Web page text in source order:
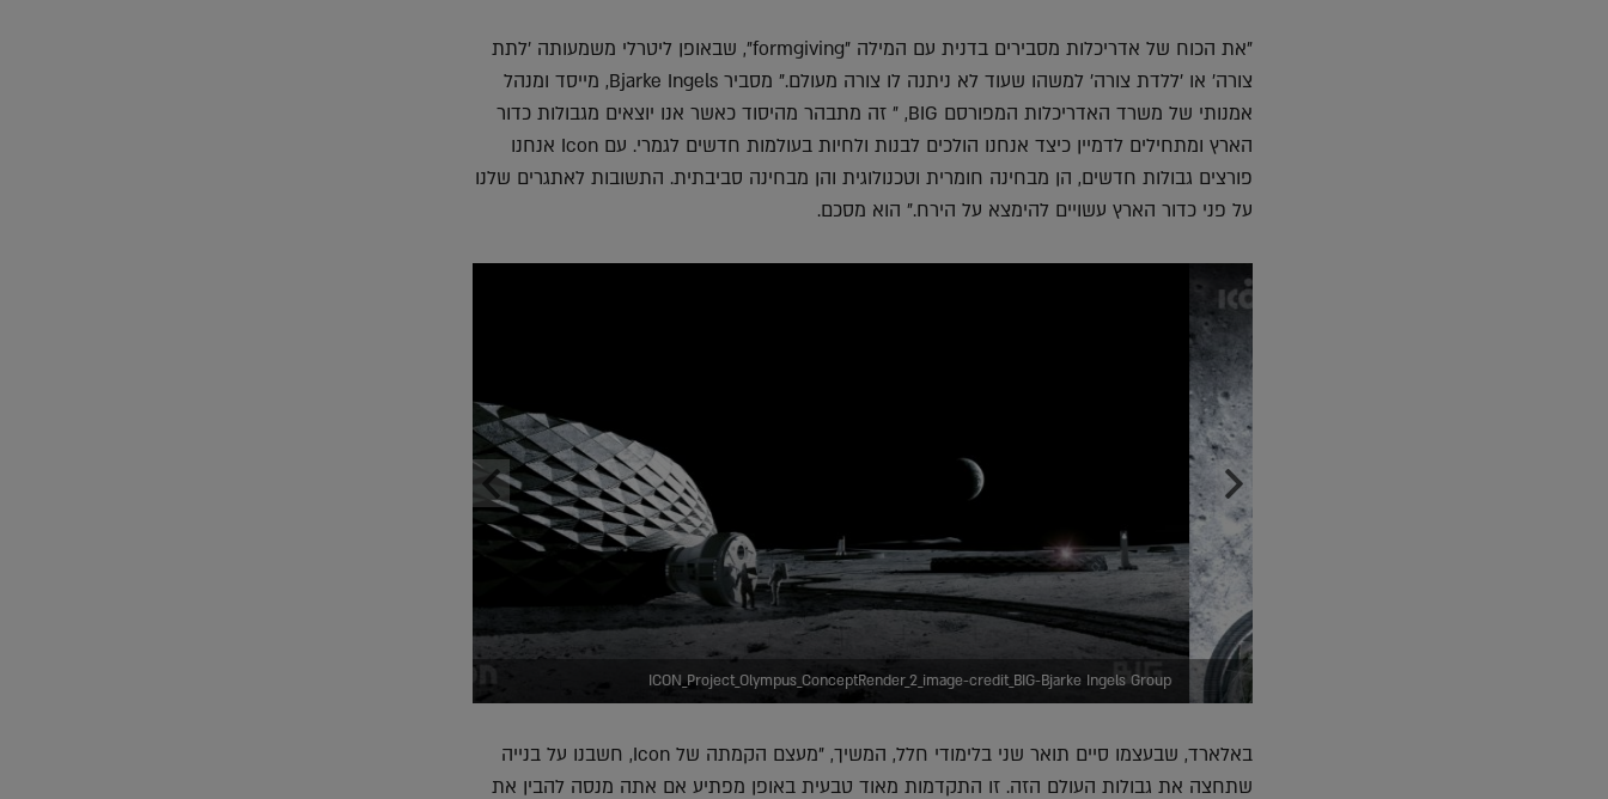
"את הכוח של אדריכלות מסבירים בדנית עם המילה "formgiving", שבאופן ליטרלי משמעותה 'לתת
צורה' או 'ללדת צורה' למשהו שעוד לא ניתנה לו צורה מעולם." מסביר Bjarke Ingels, מייסד ומנהל
אמנותי של משרד האדריכלות המפורסם BIG, " זה מתבהר מהיסוד כאשר אנו יוצאים מגבולות כדור
הארץ ומתחילים לדמיין כיצד אנחנו הולכים לבנות ולחיות בעולמות חדשים לגמרי. עם Icon אנחנו
פורצים גבולות חדשים, הן מבחינה חומרית וטכנולוגית והן מבחינה סביבתית. התשובות לאתגרים שלנו
על פני כדור הארץ עשויים להימצא על הירח." הוא מסכם.
ICON_Project_Olympus_ConceptRender_2_image-credit_BIG-Bjarke Ingels Group
באלארד, שבעצמו סיים תואר שני בלימודי חלל, המשיך, "מעצם הקמתה של Icon, חשבנו על בנייה
שתחצה את גבולות העולם הזה. זו התקדמות מאוד טבעית באופן מפתיע אם אתה מנסה להבין את